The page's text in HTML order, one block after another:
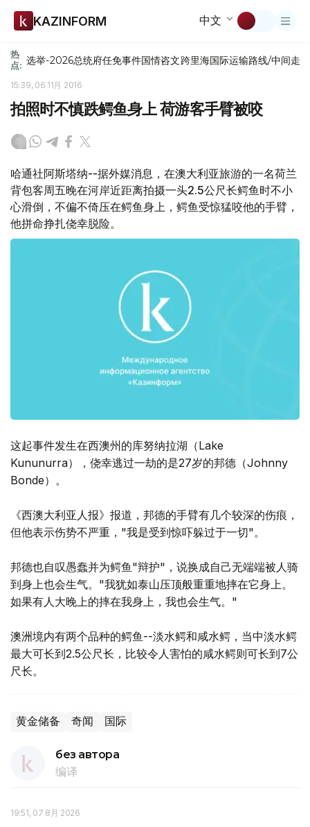
KAZINFORM 中文
热
点: 选举-2026总统府任免事件国情咨文跨里海国际运输路线/中间走廊
15:39, 06 11月 2016
拍照时不慎跌鳄鱼身上 荷游客手臂被咬
哈通社阿斯塔纳--据外媒消息，在澳大利亚旅游的一名荷兰
背包客周五晚在河岸近距离拍摄一头2.5公尺长鳄鱼时不小
心滑倒，不偏不倚压在鳄鱼身上，鳄鱼受惊猛咬他的手臂，
他拼命挣扎侥幸脱险。
这起事件发生在西澳州的库努纳拉湖（Lake
Kununurra），侥幸逃过一劫的是27岁的邦德（Johnny
Bonde）。
《西澳大利亚人报》报道，邦德的手臂有几个较深的伤痕，
但他表示伤势不严重，"我是受到惊吓躲过于一切"。
邦德也自叹愚蠢并为鳄鱼"辩护"，说换成自己无端端被人骑
到身上也会生气。"我犹如泰山压顶般重重地摔在它身上。
如果有人大晚上的摔在我身上，我也会生气。"
澳洲境内有两个品种的鳄鱼--淡水鳄和咸水鳄，当中淡水鳄
最大可长到2.5公尺长，比较令人害怕的咸水鳄则可长到7公
尺长。
黄金储备 奇闻 国际
без автора
编译
19:51, 07 8月 2026